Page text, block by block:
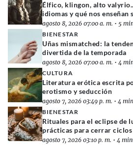
Élfico, klingon, alto
idiomas y qué nos enseñan
agosto 8, 2026 07:00 a. m. • 5
BIENESTAR
Uñas mismatched: la
divertida de la temporada
agosto 8, 2026 07:00 a. m. • 4
CULTURA
Literatura erótica escrita
erotismo y seducción
agosto 7, 2026 03:49 p. m. • 4
BIENESTAR
Rituales para el eclipse de
prácticas para cerrar
agosto 7, 2026 03:10 p. m. • 4